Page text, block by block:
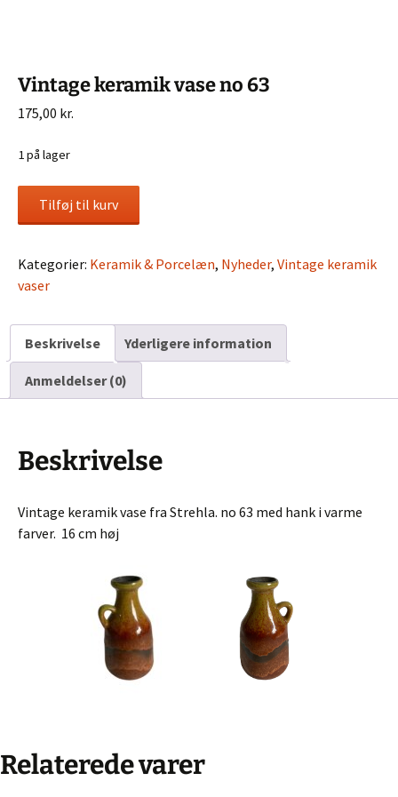
Vintage keramik vase no 63
175,00 kr.
1 på lager
Vintage
no
63
Tilføj til kurv
Kategorier: Keramik & Porcelæn, Nyheder, Vintage keramik
vaser
Beskrivelse Yderligere information
Anmeldelser (0)
Beskrivelse
Vintage keramik vase fra Strehla. no 63 med hank i varme
farver. 16 cm høj
Relaterede varer